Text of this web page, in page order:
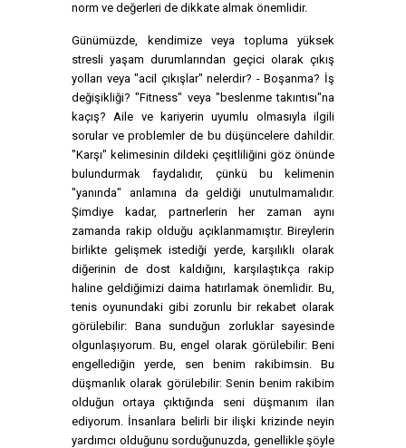
norm ve değerleri de dikkate almak önemlidir.
Günümüzde, kendimize veya topluma yüksek
stresli yaşam durumlarından geçici olarak çıkış
yolları veya "acil çıkışlar" nelerdir? - Boşanma? İş
değişikliği? "Fitness" veya "beslenme takıntısı"na
kaçış? Aile ve kariyerin uyumlu olmasıyla ilgili
sorular ve problemler de bu düşüncelere dahildir.
"Karşı" kelimesinin dildeki çeşitliliğini göz önünde
bulundurmak faydalıdır, çünkü bu kelimenin
"yanında" anlamına da geldiği unutulmamalıdır.
Şimdiye kadar, partnerlerin her zaman aynı
zamanda rakip olduğu açıklanmamıştır. Bireylerin
birlikte gelişmek istediği yerde, karşılıklı olarak
diğerinin de dost kaldığını, karşılaştıkça rakip
haline geldiğimizi daima hatırlamak önemlidir. Bu,
tenis oyunundaki gibi zorunlu bir rekabet olarak
görülebilir: Bana sunduğun zorluklar sayesinde
olgunlaşıyorum. Bu, engel olarak görülebilir: Beni
engellediğin yerde, sen benim rakibimsin. Bu
düşmanlık olarak görülebilir: Senin benim rakibim
olduğun ortaya çıktığında seni düşmanım ilan
ediyorum. İnsanlara belirli bir ilişki krizinde neyin
yardımcı olduğunu sorduğunuzda, genellikle şöyle